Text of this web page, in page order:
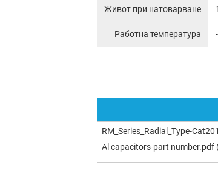
Живот при натоварване
Работна температура
RM_Series_Radial_Type-
Al capacitors-part number.pdf